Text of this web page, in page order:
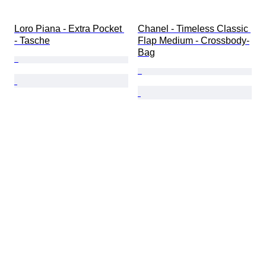
Loro Piana - Extra Pocket
- Tasche
Chanel - Timeless Classic
Flap Medium - Crossbody-
Bag